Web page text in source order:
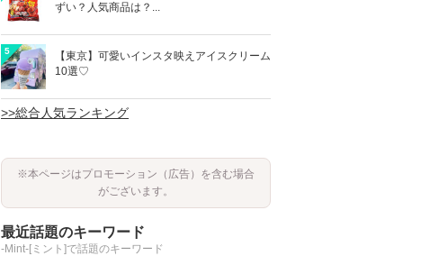
ずい？人気商品は？...
5
【東京】可愛いインスタ映えアイスクリーム
10選♡
>>総合人気ランキング
※本ページはプロモーション（広告）を含む場合
がございます。
最近話題のキーワード
-Mint-[ミント]で話題のキーワード